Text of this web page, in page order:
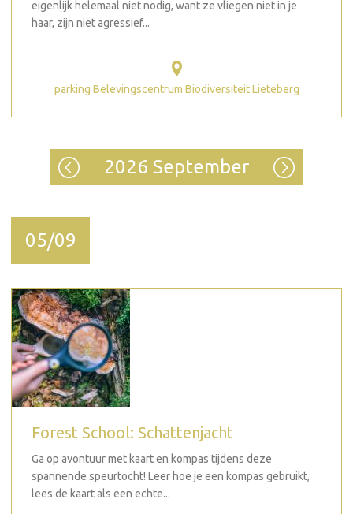
eigenlijk helemaal niet nodig, want ze vliegen niet in je
haar, zijn niet agressief...
parking Belevingscentrum Biodiversiteit Lieteberg
2026 September
05/09
Forest School: Schattenjacht
Ga op avontuur met kaart en kompas tijdens deze
spannende speurtocht! Leer hoe je een kompas gebruikt,
lees de kaart als een echte...